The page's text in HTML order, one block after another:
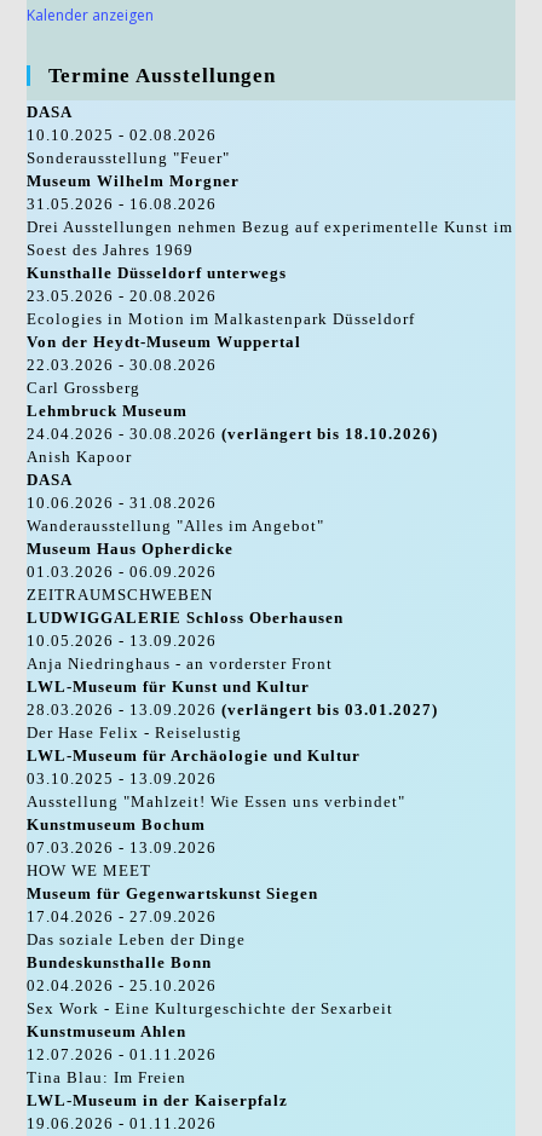
Kalender anzeigen
Termine Ausstellungen
DASA
10.10.2025 - 02.08.2026
Sonderausstellung "Feuer"
Museum Wilhelm Morgner
31.05.2026 - 16.08.2026
Drei Ausstellungen nehmen Bezug auf experimentelle Kunst im
Soest des Jahres 1969
Kunsthalle Düsseldorf unterwegs
23.05.2026 - 20.08.2026
Ecologies in Motion im Malkastenpark Düsseldorf
Von der Heydt-Museum Wuppertal
22.03.2026 - 30.08.2026
Carl Grossberg
Lehmbruck Museum
24.04.2026 - 30.08.2026(verlängert bis 18.10.2026)
Anish Kapoor
DASA
10.06.2026 - 31.08.2026
Wanderausstellung "Alles im Angebot"
Museum Haus Opherdicke
01.03.2026 - 06.09.2026
ZEITRAUMSCHWEBEN
LUDWIGGALERIE Schloss Oberhausen
10.05.2026 - 13.09.2026
Anja Niedringhaus - an vorderster Front
LWL-Museum für Kunst und Kultur
28.03.2026 - 13.09.2026(verlängert bis 03.01.2027)
Der Hase Felix - Reiselustig
LWL-Museum für Archäologie und Kultur
03.10.2025 - 13.09.2026
Ausstellung "Mahlzeit! Wie Essen uns verbindet"
Kunstmuseum Bochum
07.03.2026 - 13.09.2026
HOW WE MEET
Museum für Gegenwartskunst Siegen
17.04.2026 - 27.09.2026
Das soziale Leben der Dinge
Bundeskunsthalle Bonn
02.04.2026 - 25.10.2026
Sex Work - Eine Kulturgeschichte der Sexarbeit
Kunstmuseum Ahlen
12.07.2026 - 01.11.2026
Tina Blau: Im Freien
LWL-Museum in der Kaiserpfalz
19.06.2026 - 01.11.2026